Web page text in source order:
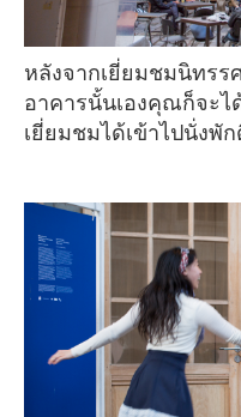
หลังจากเยี่ยมชมนิทรรศการจนพึงพอใจ ภายในตัว
อาคารนั้นเองคุณก็จะ
เยี่ยมชมได้เข้าไปนั่งพั